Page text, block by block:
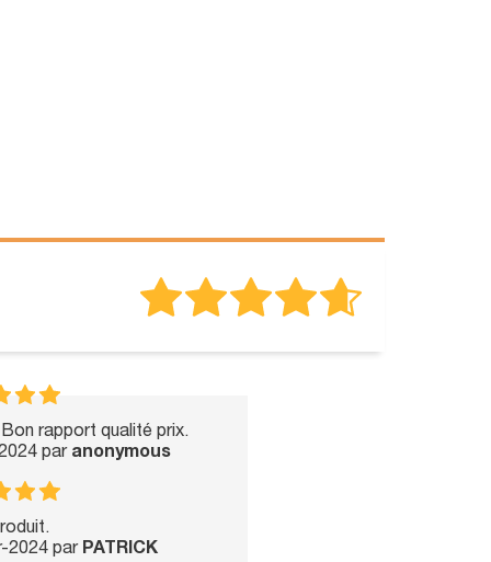
rapport qualité prix.
par anonymous
2024 par PATRICK